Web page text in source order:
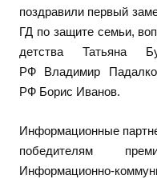
поздравили первый
ГД по защите семьи,
детства Татьяна
РФ Владимир
РФ Борис Иванов.
Информационные
победителям
Информационно-